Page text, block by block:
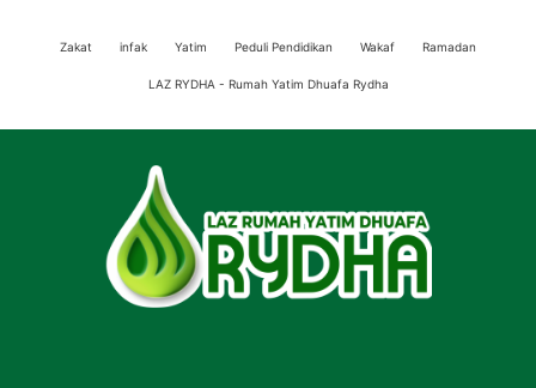
Zakat infak Yatim Peduli Pendidikan Wakaf Ramadan
LAZ RYDHA - Rumah Yatim Dhuafa Rydha